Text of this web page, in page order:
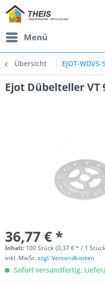
Menü
Übersicht EJOT-
Ejot Dübelteller VT
36,77 € *
Inhalt: 100 Stück (0,37 € * / 1
inkl. MwSt.zzgl. Versandkosten
Sofort versandfertig,